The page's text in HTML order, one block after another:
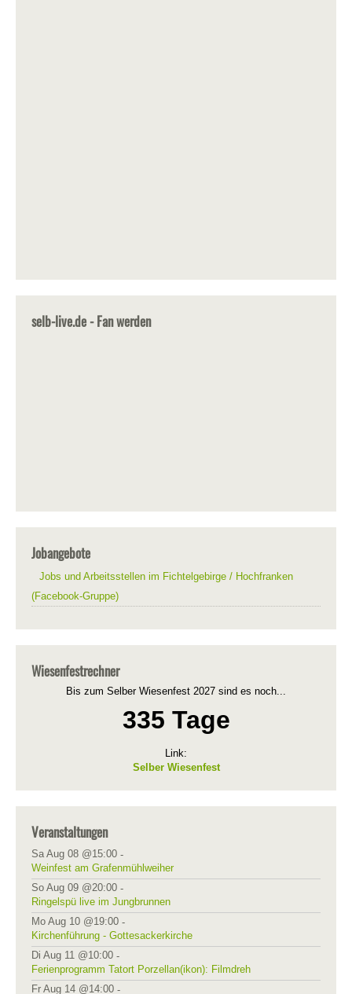
selb-live.de - Fan werden
Jobangebote
Jobs und Arbeitsstellen im Fichtelgebirge / Hochfranken
(Facebook-Gruppe)
Wiesenfestrechner
Bis zum Selber Wiesenfest 2027 sind es noch...
335 Tage
Link:
Selber Wiesenfest
Veranstaltungen
Sa Aug 08 @15:00 -
Weinfest am Grafenmühlweiher
So Aug 09 @20:00 -
Ringelspü live im Jungbrunnen
Mo Aug 10 @19:00 -
Kirchenführung - Gottesackerkirche
Di Aug 11 @10:00 -
Ferienprogramm Tatort Porzellan(ikon): Filmdreh
Fr Aug 14 @14:00 -